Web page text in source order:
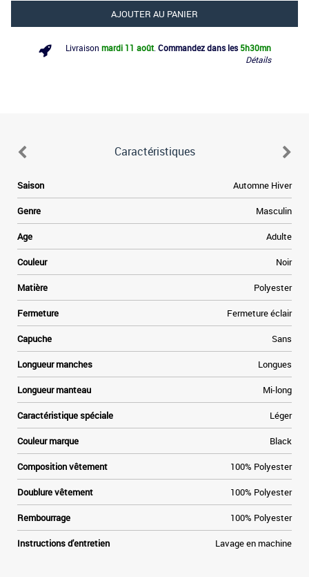
AJOUTER AU PANIER
Livraison mardi 11 août. Commandez dans les 5h30mn
Détails
Caractéristiques
Saison Automne Hiver
Genre Masculin
Age Adulte
Couleur Noir
Matière Polyester
Fermeture Fermeture éclair
Capuche Sans
Longueur manches Longues
Longueur manteau Mi-long
Caractéristique spéciale Léger
Couleur marque Black
Composition vêtement 100% Polyester
Doublure vêtement 100% Polyester
Rembourrage 100% Polyester
Instructions d'entretien Lavage en machine